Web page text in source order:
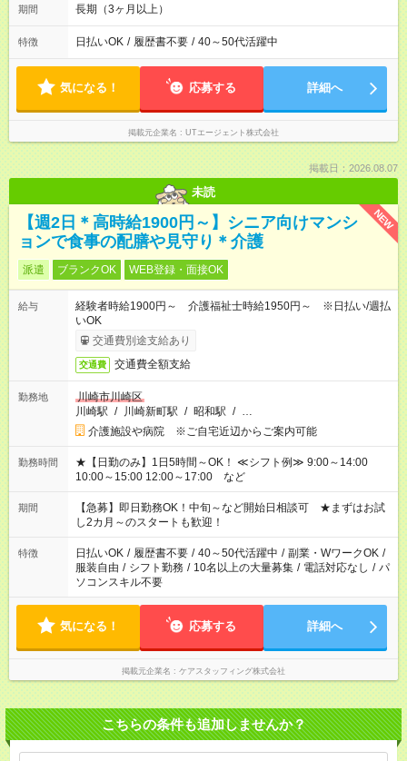
準ずる/年間休日117日
期間 長期（3ヶ月以上）
特徴 日払いOK / 履歴書不要 / 40～50代活躍中
気になる！ 応募する 詳細へ
掲載元企業名 UTエージェント株式会社
掲載日：2026.08.07
未読
NEW
【週2日＊高時給1900円～】シニア向けマンシ
ョンで食事の配膳や見守り＊介護
派遣 ブランクOK WEB登録・面接OK
給与
経験者時給1900円～ 介護福祉士時給1950円～ ※日払い/週払
いOK
交通費別途支給あり
交通費 交通費全額支給
勤務地
川崎市川崎区
川崎駅 / 川崎新町駅 / 昭和駅 / …
介護施設や病院 ※ご自宅近辺からご案内可能
勤務時間
★【日勤のみ】1日5時間～OK！ ≪シフト例≫ 9:00～14:00
10:00～15:00 12:00～17:00 など
期間
【急募】即日勤務OK！中旬～など開始日相談可 ★まずはお試
し2カ月～のスタートも歓迎！
特徴 日払いOK / 履歴書不要 / 40～50代活躍中 / 副業・WワークOK /
服装自由 / シフト勤務 / 10名以上の大量募集 / 電話対応なし / パ
ソコンスキル不要
気になる！ 応募する 詳細へ
掲載元企業名 ケアスタッフィング株式会社
こちらの条件も追加しませんか？